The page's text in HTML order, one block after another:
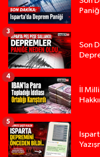
Son
3
İl
4
5
13:00 |Yığılca'da
12:48 |Tur teknesi